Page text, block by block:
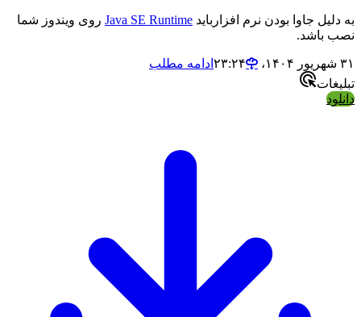
به دلیل جاوا بودن نرم افزارباید Java SE Runtime روی ویندوز شما
نصب باشد.
۳۱ شهریور ۱۴۰۴،‏ ۲۳:۲۴
ادامه مطلب
تبلیغات
دانلود